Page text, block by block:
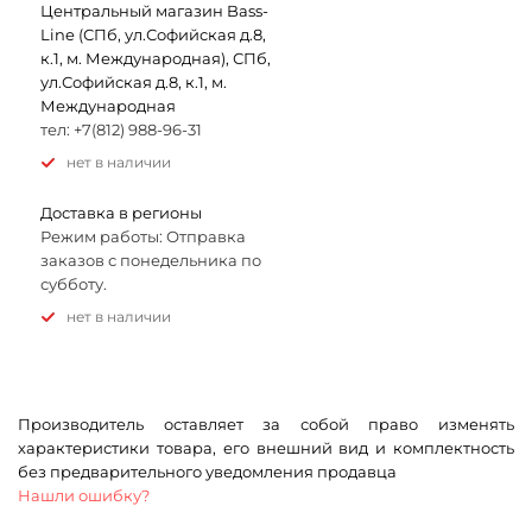
Центральный магазин Bass-
Line (СПб, ул.Софийская д.8,
к.1, м. Международная), СПб,
ул.Софийская д.8, к.1, м.
Международная
тел: +7(812) 988-96-31
Нет в наличии
Доставка в регионы
Режим работы: Отправка
заказов с понедельника по
субботу.
Нет в наличии
Производитель оставляет за собой право изменять
характеристики товара, его внешний вид и комплектность
без предварительного уведомления продавца
Нашли ошибку?